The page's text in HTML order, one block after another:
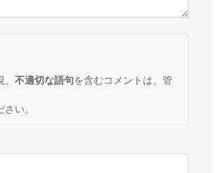
不適切な語句を含むコメントは、管
い。